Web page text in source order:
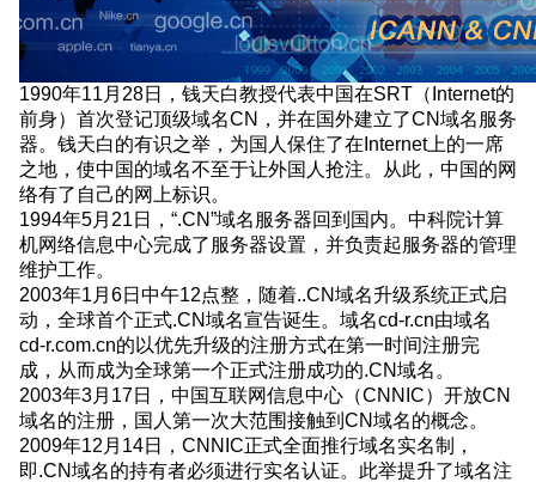
1990年11月28日，钱天白教授代表中国在SRT（Internet的
前身）首次登记顶级域名CN，并在国外建立了CN域名服务
器。钱天白的有识之举，为国人保住了在Internet上的一席
之地，使中国的域名不至于让外国人抢注。从此，中国的网
络有了自己的网上标识。
1994年5月21日，“.CN”域名服务器回到国内。中科院计算
机网络信息中心完成了服务器设置，并负责起服务器的管理
维护工作。
2003年1月6日中午12点整，随着..CN域名升级系统正式启
动，全球首个正式.CN域名宣告诞生。域名cd-r.cn由域名
cd-r.com.cn的以优先升级的注册方式在第一时间注册完
成，从而成为全球第一个正式注册成功的.CN域名。
2003年3月17日，中国互联网信息中心（CNNIC）开放CN
域名的注册，国人第一次大范围接触到CN域名的概念。
2009年12月14日，CNNIC正式全面推行域名实名制，
即.CN域名的持有者必须进行实名认证。此举提升了域名注